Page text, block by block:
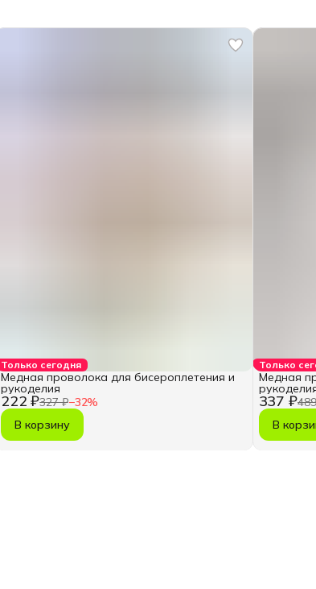
Только сегодня
222 ₽327 ₽−32%
Медная проволока для бисероплетения и
рукоделия
В корзину
Только
337 ₽
Медная
В